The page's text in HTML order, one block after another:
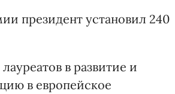
президент установил 240
в развитие и
в европейское